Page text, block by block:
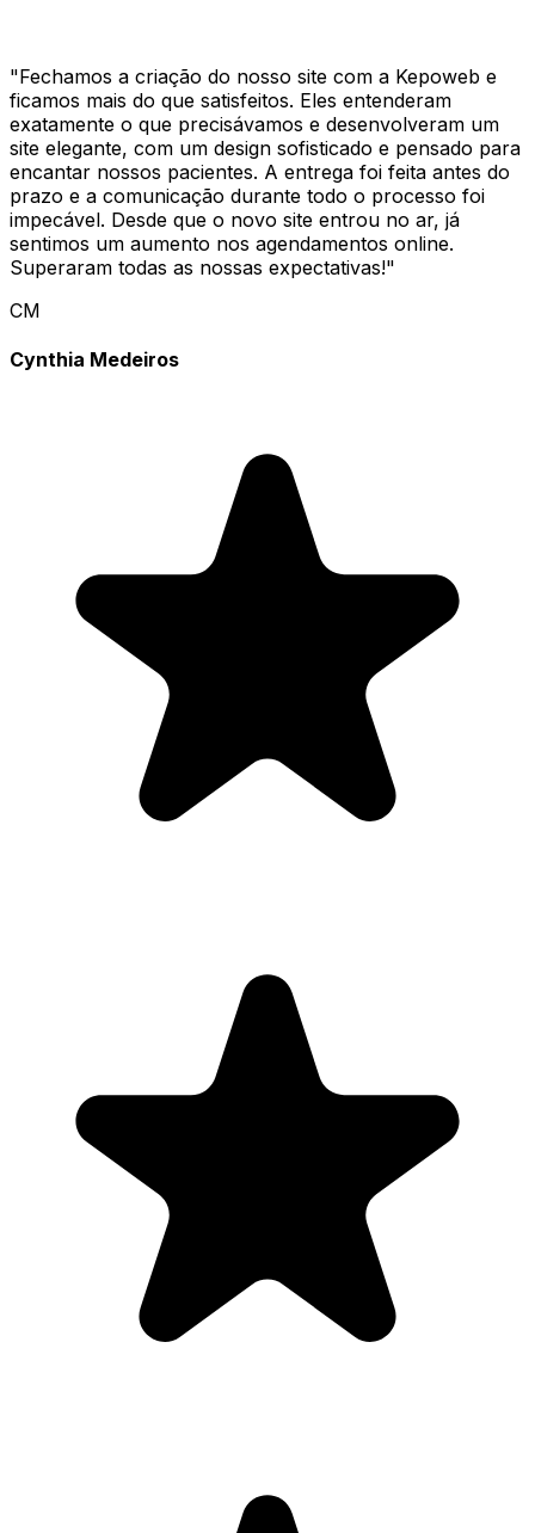
"Fechamos a criação do nosso site com a Kepoweb e
ficamos mais do que satisfeitos. Eles entenderam
exatamente o que precisávamos e desenvolveram um
site elegante, com um design sofisticado e pensado para
encantar nossos pacientes. A entrega foi feita antes do
prazo e a comunicação durante todo o processo foi
impecável. Desde que o novo site entrou no ar, já
sentimos um aumento nos agendamentos online.
Superaram todas as nossas expectativas!"
CM
Cynthia Medeiros